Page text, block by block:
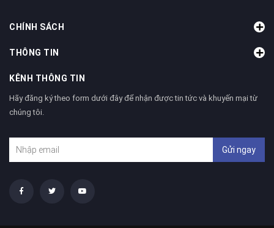
CHÍNH SÁCH
THÔNG TIN
KÊNH THÔNG TIN
Hãy đăng ký theo form dưới đây để nhận được tin tức và khuyến mại từ
chúng tôi.
Gửi ngay